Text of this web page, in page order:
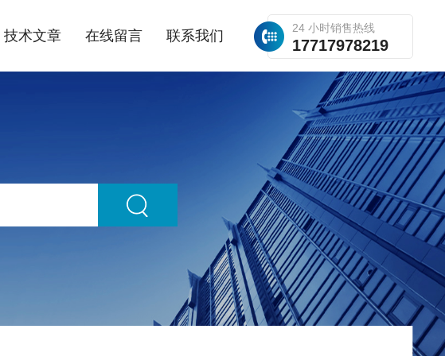
24 小时销售热线
17717978219
技术文章 在线留言 联系我们